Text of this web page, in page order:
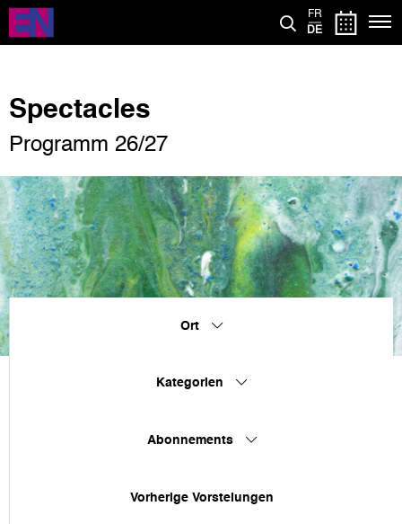
Direkt
zum
Inhalt
FR
DE
Spectacles
Programm 26/27
Ort
Kategorien
Abonnements
Vorherige Vorstelungen